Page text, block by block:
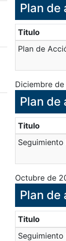
Plan
Titulo
Plan de
Diciembre
Plan
Titulo
Octubre de
Plan
Titulo